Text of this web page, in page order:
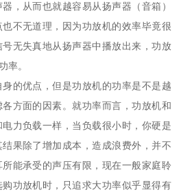
，从而也就越容易从扬声器（音箱）
不无道理，因为功放机的效率毕竟很
无失真地从扬声器中播放出来，功放
率。
的优点，但是功放机的功率是不是越
方面的因素。就功率而言，功放机和
力负载一样，当负载很小时，你硬是
果除了增加成本，造成浪费外，并不
能承受的声压有限，现在一般家庭聆
功放机时，只追求大功率似乎显得有